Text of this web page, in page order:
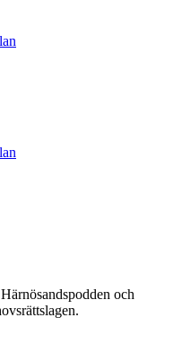
och